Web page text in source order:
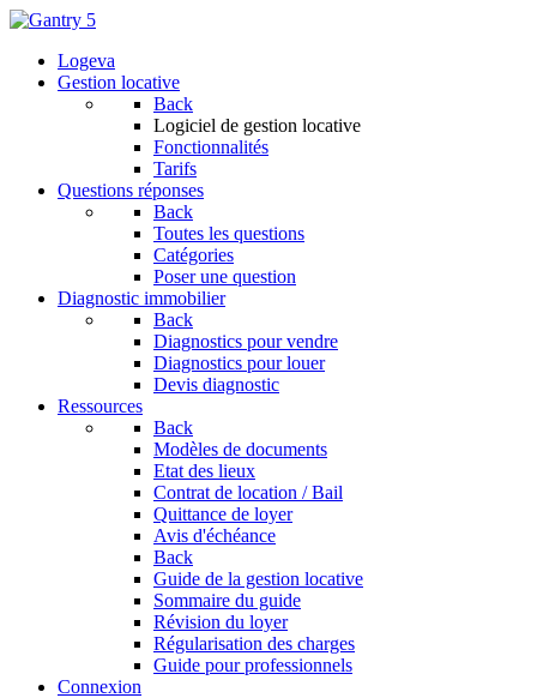
Logeva
Gestion locative
Back
Logiciel de gestion locative
Fonctionnalités
Tarifs
Questions réponses
Back
Toutes les questions
Catégories
Poser une question
Diagnostic immobilier
Back
Diagnostics pour vendre
Diagnostics pour louer
Devis diagnostic
Ressources
Back
Modèles de documents
Etat des lieux
Contrat de location / Bail
Quittance de loyer
Avis d'échéance
Back
Guide de la gestion locative
Sommaire du guide
Révision du loyer
Régularisation des charges
Guide pour professionnels
Connexion